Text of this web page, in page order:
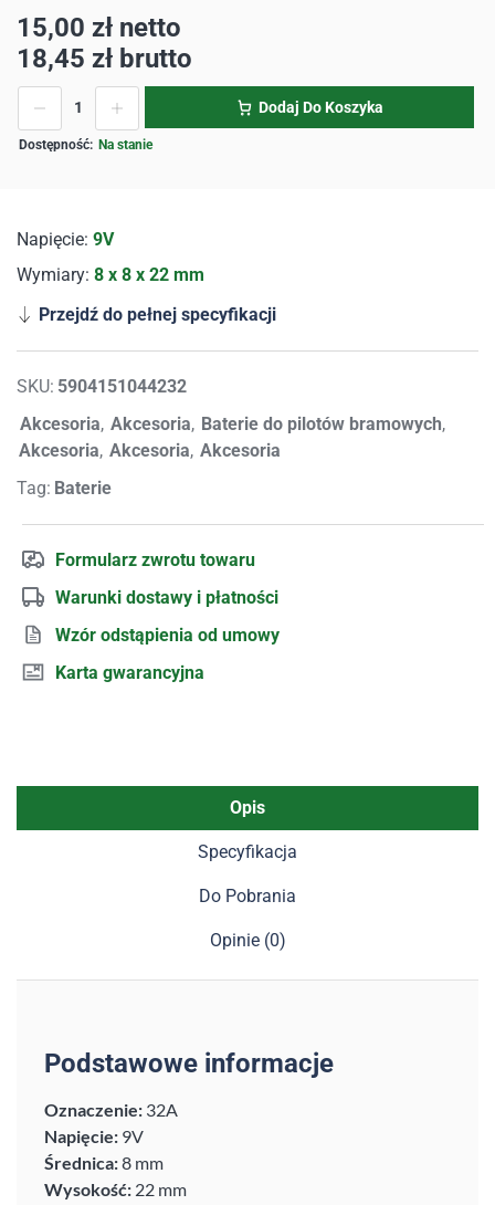
Napięcie: 9V
Wymiary: 8 x 8 x 22 mm
Przejdź do pełnej specyfikacji
SKU: 5904151044232
Akcesoria, Akcesoria, Baterie do pilotów bramowych,
Akcesoria, Akcesoria, Akcesoria
Tag: Baterie
Formularz zwrotu towaru
Warunki dostawy i płatności
Wzór odstąpienia od umowy
Karta gwarancyjna
15,00 zł netto
18,45 zł brutto
Na stanie
Dodaj Do Koszyka
Opis
Specyfikacja
Do Pobrania
Opinie (0)
Podstawowe informacje
Oznaczenie: 32A
Napięcie: 9V
Średnica:8 mm
Wysokość: 22 mm